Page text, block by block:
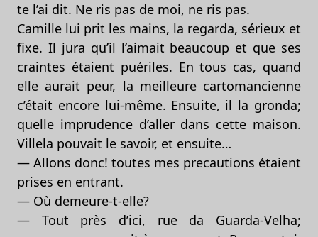
te l’ai dit. Ne ris pas de moi, ne ris pas.
Camille lui prit les mains, la regarda, sérieux et
fixe. Il jura qu’il l’aimait beaucoup et que ses
craintes étaient puériles. En tous cas, quand
elle aurait peur, la meilleure cartomancienne
c’était encore lui-même. Ensuite, il la gronda;
quelle imprudence d’aller dans cette maison.
Villela pouvait le savoir, et ensuite…
— Allons donc! toutes mes precautions étaient
prises en entrant.
— Où demeure-t-elle?
— Tout près d’ici, rue da Guarda-Velha;